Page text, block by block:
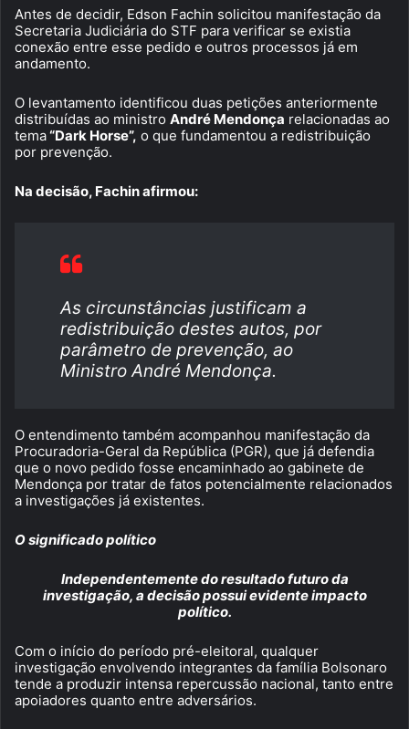
Antes de decidir, Edson Fachin solicitou manifestação da
Secretaria Judiciária do STF para verificar se existia
conexão entre esse pedido e outros processos já em
andamento.
O levantamento identificou duas petições anteriormente
distribuídas ao ministro André Mendonça relacionadas ao
tema“Dark Horse”, o que fundamentou a redistribuição
por prevenção.
Na decisão, Fachin afirmou:
As circunstâncias justificam a
redistribuição destes autos, por
parâmetro de prevenção, ao
Ministro André Mendonça.
O entendimento também acompanhou manifestação da
Procuradoria-Geral da República (PGR), que já defendia
que o novo pedido fosse encaminhado ao gabinete de
Mendonça por tratar de fatos potencialmente relacionados
a investigações já existentes.
O significado político
Independentemente do resultado futuro da
investigação, a decisão possui evidente impacto
político.
Com o início do período pré-eleitoral, qualquer
investigação envolvendo integrantes da família Bolsonaro
tende a produzir intensa repercussão nacional, tanto entre
apoiadores quanto entre adversários.